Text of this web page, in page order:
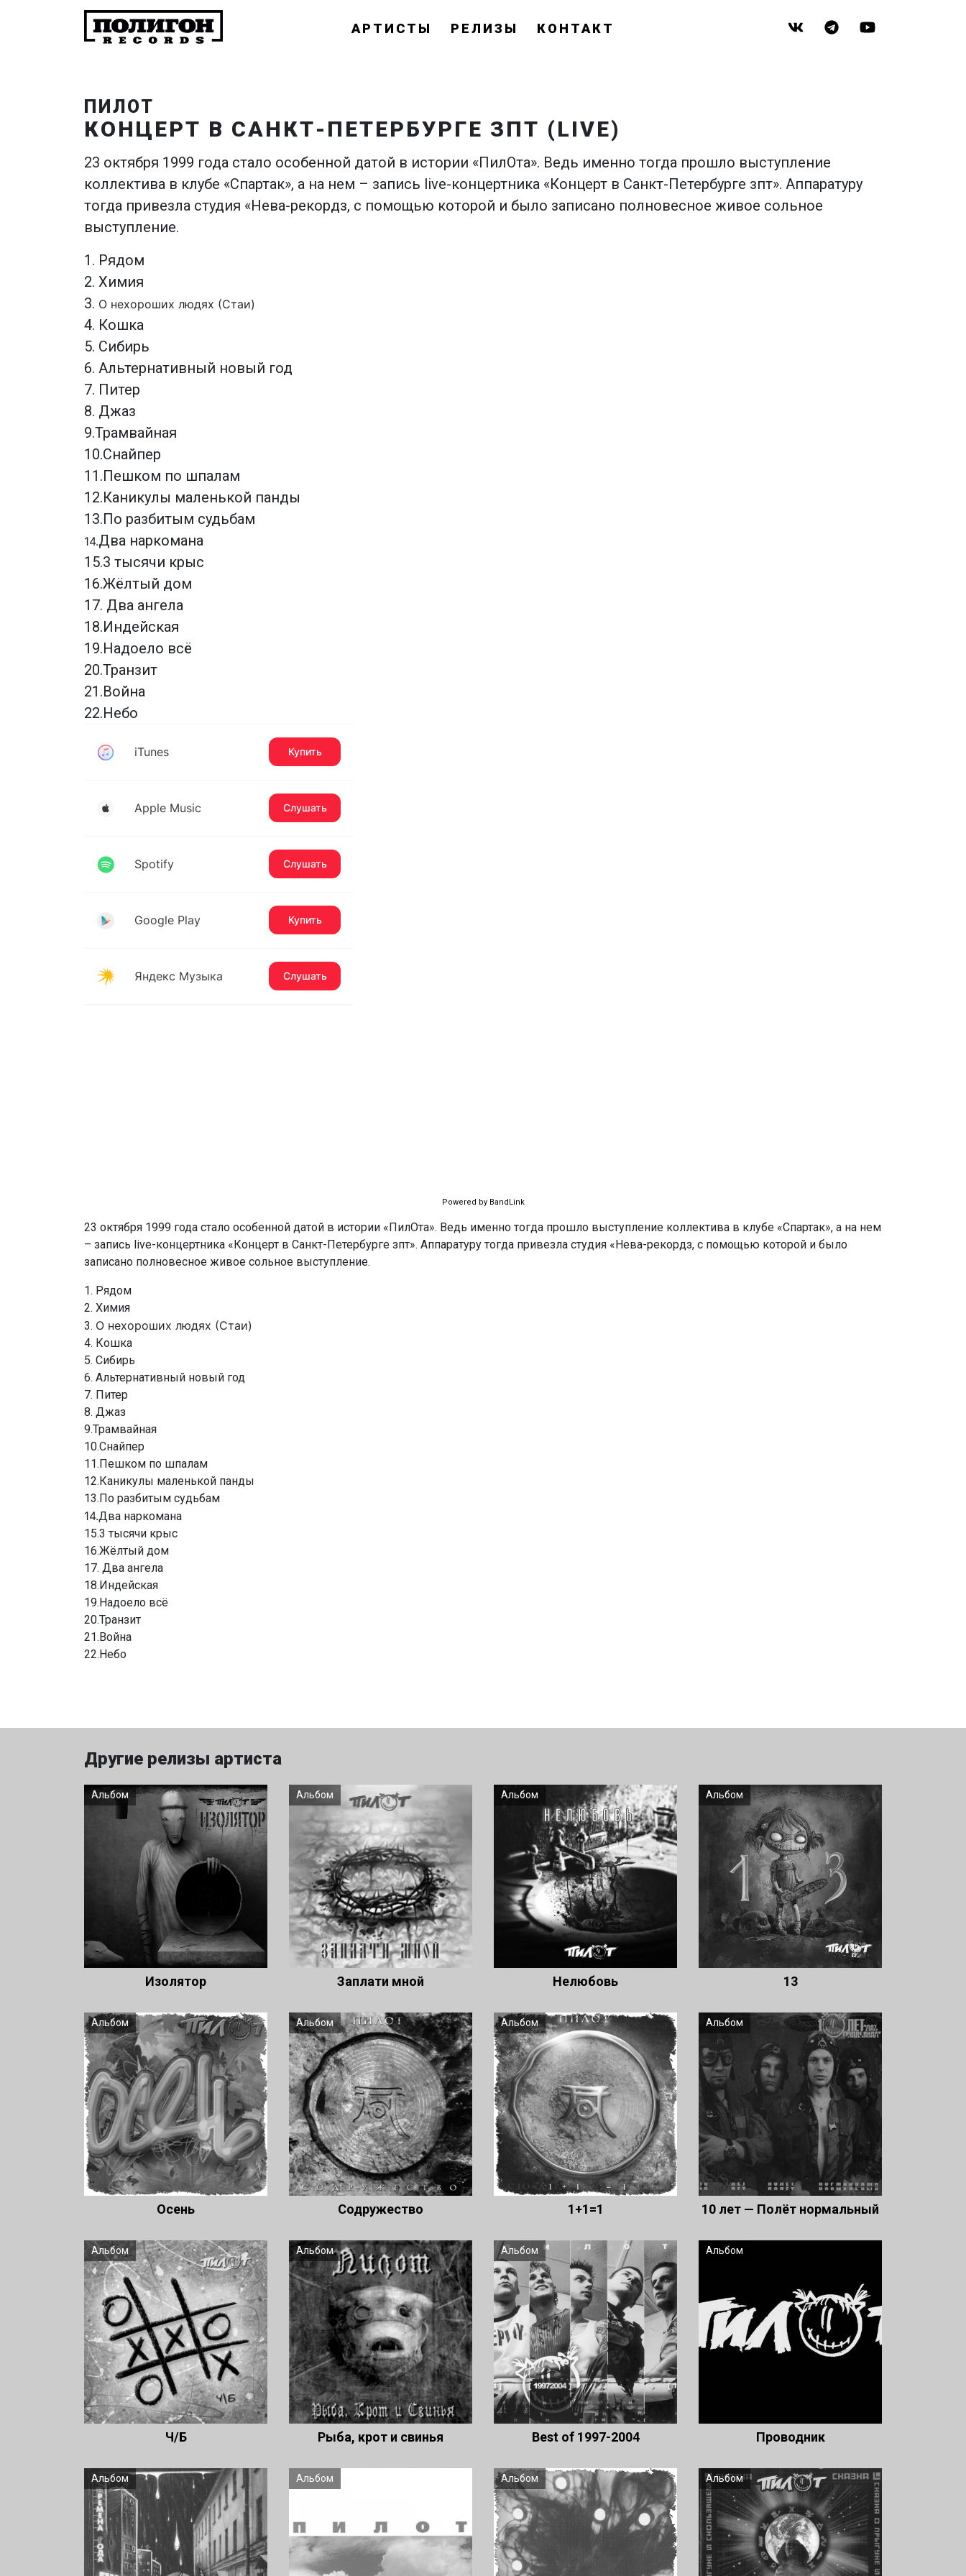
АРТИСТЫ РЕЛИЗЫ КОНТАКТ
ПИЛОТ
КОНЦЕРТ В САНКТ-ПЕТЕРБУРГЕ ЗПТ (LIVE)
23 октября 1999 года стало особенной датой в истории «ПилОта». Ведь именно тогда прошло выступление
коллектива в клубе «Спартак», а на нем – запись live-концертника «Концерт в Санкт-Петербурге зпт». Аппаратуру
тогда привезла студия «Нева-рекордз, с помощью которой и было записано полновесное живое сольное
выступление.
1. Рядом
2. Химия
3. О нехороших людях (Стаи)
4. Кошка
5. Сибирь
6. Альтернативный новый год
7. Питер
8. Джаз
9.Трамвайная
10.Снайпер
11.Пешком по шпалам
12.Каникулы маленькой панды
13.По разбитым судьбам
14.Два наркомана
15.3 тысячи крыс
16.Жёлтый дом
17. Два ангела
18.Индейская
19.Надоело всё
20.Транзит
21.Война
22.Небо
Powered by BandLink
23 октября 1999 года стало особенной датой в истории «ПилОта». Ведь именно тогда прошло выступление коллектива в клубе «Спартак», а на нем
– запись live-концертника «Концерт в Санкт-Петербурге зпт». Аппаратуру тогда привезла студия «Нева-рекордз, с помощью которой и было
записано полновесное живое сольное выступление.
1. Рядом
2. Химия
3. О нехороших людях (Стаи)
4. Кошка
5. Сибирь
6. Альтернативный новый год
7. Питер
8. Джаз
9.Трамвайная
10.Снайпер
11.Пешком по шпалам
12.Каникулы маленькой панды
13.По разбитым судьбам
14.Два наркомана
15.3 тысячи крыс
16.Жёлтый дом
17. Два ангела
18.Индейская
19.Надоело всё
20.Транзит
21.Война
22.Небо
Другие релизы артиста
Альбом
Изолятор
Альбом
Заплати мной
Альбом
Нелюбовь
Альбом
13
Альбом
Осень
Альбом
Содружество
Альбом
1+1=1
Альбом
10 лет — Полёт нормальный
Альбом
Ч/Б
Альбом
Рыба, крот и свинья
Альбом
Best of 1997-2004
Альбом
Проводник
Альбом Альбом Альбом Альбом